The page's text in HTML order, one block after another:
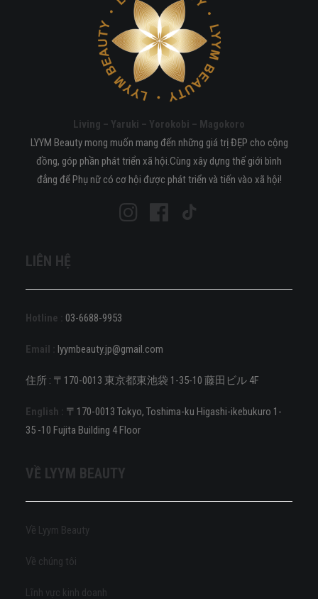
Living – Yaruki – Yorokobi – Magokoro
LYYM Beauty mong muốn mang đến những giá trị ĐẸP cho cộng
đồng, góp phần phát triển xã hội.Cùng xây dựng thế giới bình
đẳng để Phụ nữ có cơ hội được phát triển và tiến vào xã hội!
LIÊN HỆ
Hotline : 03-6688-9953
Email : lyymbeauty.jp@gmail.com
住所 : 〒170-0013 東京都東池袋 1-35-10 藤田ビル 4F
English :
〒170-0013 Tokyo, Toshima-ku Higashi-ikebukuro 1-
35 -10 Fujita Building 4 Floor
VỀ LYYM BEAUTY
Về Lyym Beauty
Về chúng tôi
Lĩnh vực kinh doanh